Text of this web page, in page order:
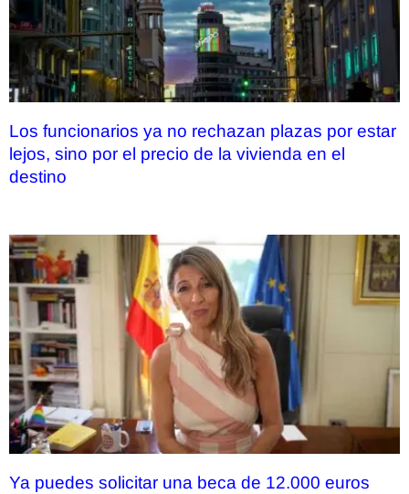
Los funcionarios ya no rechazan plazas por estar
lejos, sino por el precio de la vivienda en el
destino
Ya puedes solicitar una beca de 12.000 euros